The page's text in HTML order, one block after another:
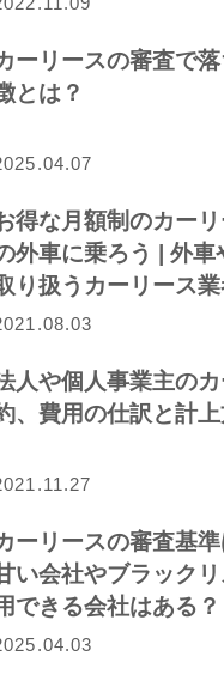
ーリースの審査で
とは？
得な月額制のカー
外車に乗ろう | 外車
り扱うカーリース
！
人や個人事業主の
、費用の仕訳と計上
ーリースの審査基
い会社やブラックリ
できる会社はある？